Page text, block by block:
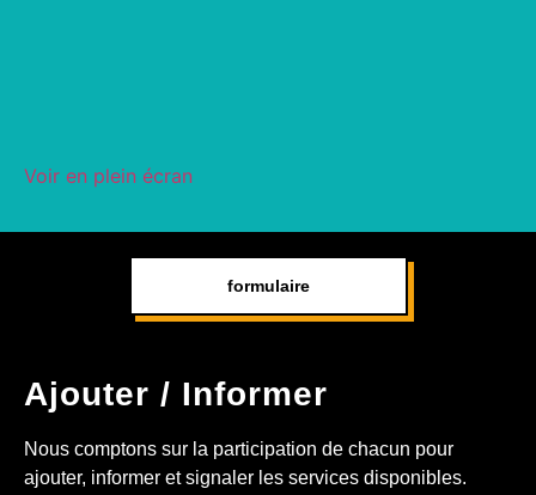
Voir en plein écran
formulaire
Ajouter / Informer
Nous comptons sur la participation de chacun pour
ajouter, informer et signaler les services disponibles.